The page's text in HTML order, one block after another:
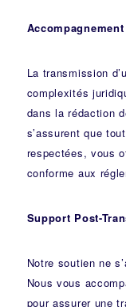
La transmission
complexités
dans la rédaction
s’assurent que
respectées, vous
conforme aux
Support Post-
Notre soutien ne
Nous vous
pour assurer une